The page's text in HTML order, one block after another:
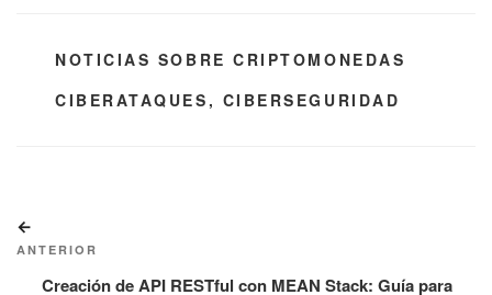
CATEGORÍAS
NOTICIAS SOBRE CRIPTOMONEDAS
ETIQUETAS
CIBERATAQUES , CIBERSEGURIDAD
de
entradas
anterior:
ANTERIOR
Creación de API RESTful con MEAN Stack: Guía para